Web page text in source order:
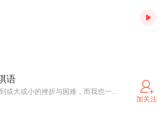
语
在生命中都会遇到或大或小的挫折与困难，而我也一样人生路上跌跌撞撞，伤痕累累，损失的不仅是钱......曾经我哭天喊地、痛不欲生，几乎对生命都失去希望过。但，我想到身上还有责任，还有我必须面对和交待的，那些信任我，爱我的人，我决心用行动去改变这一切。同时，我也意识到哭解决不了问题的，焦虑、更是于事无补，而唯有行动！努力学习、工作、挣钱！才是真正可以解决问题的实际方法。只要用心去做，一定可以度过难关的。如果您也遭遇事故 烦心事就一起来读书 听书吧！感恩遇见期待我们能成为好友 再没有一种力量比适时的新思想更强大，也再也没有比墨守成规更有害的事情了。——罗伯特·清崎
加关注